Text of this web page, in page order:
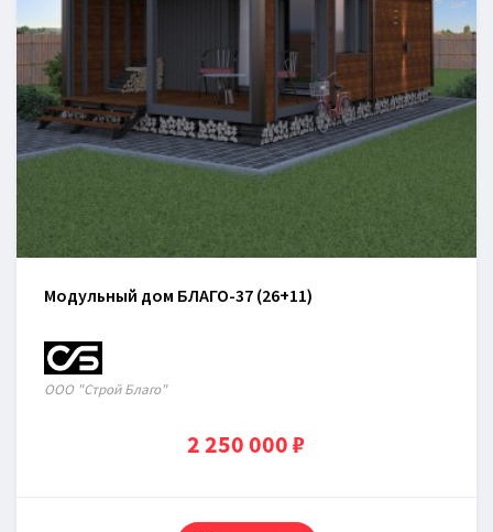
Модульный дом БЛАГО-37 (26+11)
OOO "Строй Благо"
2 250 000 ₽